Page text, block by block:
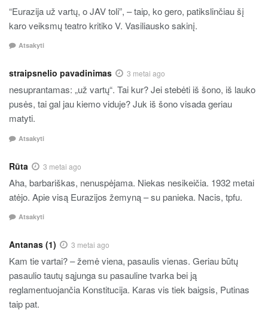
“Eurazija už vartų, o JAV toli”, – taip, ko gero, patikslinčiau šį
karo veiksmų teatro kritiko V. Vasiliausko sakinį.
Atsakyti
straipsnelio pavadinimas 3 metai ago
nesuprantamas: „už vartų“. Tai kur? Jei stebėti iš šono, iš lauko
pusės, tai gal jau kiemo viduje? Juk iš šono visada geriau
matyti.
Atsakyti
Rūta 3 metai ago
Aha, barbariškas, nenuspėjama. Niekas nesikeičia. 1932 metai
atėjo. Apie visą Eurazijos žemyną – su panieka. Nacis, tpfu.
Atsakyti
Antanas (1) 3 metai ago
Kam tie vartai? – žemė viena, pasaulis vienas. Geriau būtų
pasaulio tautų sąjunga su pasauline tvarka bei ją
reglamentuojančia Konstitucija. Karas vis tiek baigsis, Putinas
taip pat.